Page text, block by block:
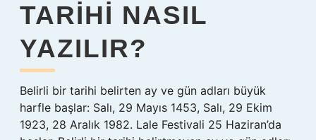
TARIHI NASIL
YAZILIR?
Belirli bir tarihi belirten ay ve gün adları büyük
harfle başlar: Salı, 29 Mayıs 1453, Salı, 29 Ekim
1923, 28 Aralık 1982. Lale Festivali 25 Haziran’da